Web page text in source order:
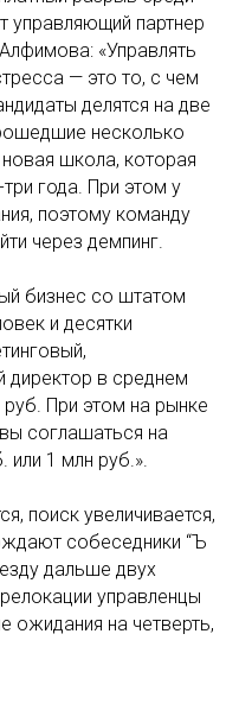
управляющий партнер
«Управлять
— это то, с чем
делятся на две
несколько
школа, которая
года. При этом у
поэтому команду
через демпинг.
бизнес со штатом
и десятки
директор в среднем
При этом на рынке
соглашаться на
или 1 млн руб.».
поиск увеличивается,
собеседники “Ъ
дальше двух
управленцы
ожидания на четверть,